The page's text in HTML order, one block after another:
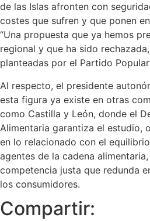
de las Islas afronten con
costes que sufren y que ponen
“Una propuesta que ya hemos
regional y que ha sido
planteadas por el Partido
Al respecto, el presidente
esta figura ya existe en otras
como Castilla y León, donde el
Alimentaria garantiza el estudio,
en lo relacionado con el
agentes de la cadena
competencia justa que redunda
los consumidores.
Compartir: